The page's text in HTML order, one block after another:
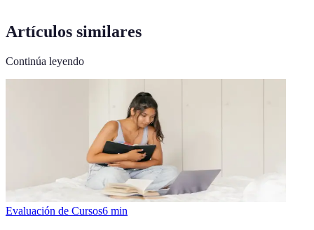
Artículos similares
Continúa leyendo
Evaluación de Cursos6 min